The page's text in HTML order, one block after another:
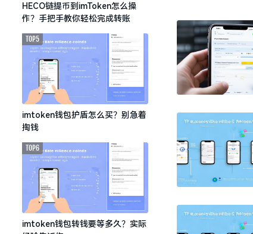
HECO链提币到imToken怎么操
作？手把手教你轻松完成转账
imtoken钱包护盾怎么买？别急着
掏钱
TOP5
imtoken钱包转钱要等多久？实际
TOP6